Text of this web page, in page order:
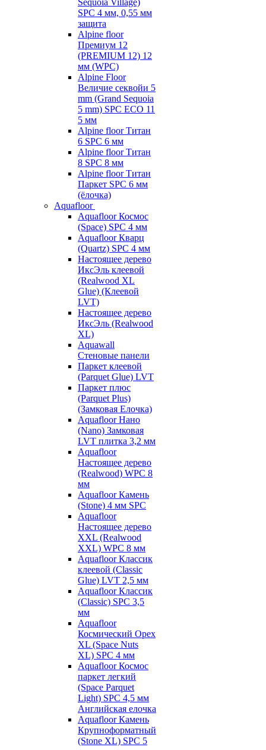
Sequoia Village)
SPC 4 мм, 0,55 мм
защита
Alpine floor
Премиум 12
(PREMIUM 12) 12
мм (WPC)
Alpine Floor
Величие секвойи 5
mm (Grand Sequoia
5 mm) SPC ECO 11
5 мм
Alpine floor Титан
6 SPC 6 мм
Alpine floor Титан
8 SPC 8 мм
Alpine floor Титан
Паркет SPC 6 мм
(ёлочка)
Aquafloor
Aquafloor Космос
(Space) SPC 4 мм
Aquafloor Кварц
(Quartz) SPC 4 мм
Настоящее дерево
ИксЭль клеевой
(Realwood XL
Glue) (Клеевой
LVT)
Настоящее дерево
ИксЭль (Realwood
XL)
Aquawall
Стеновые панели
Паркет клеевой
(Parquet Glue) LVT
Паркет плюс
(Parquet Plus)
(Замковая Елочка)
Aquafloor Нано
(Nano) Замковая
LVT плитка 3,2 мм
Aquafloor
Настоящее дерево
(Realwood) WPC 8
мм
Aquafloor Камень
(Stone) 4 мм SPC
Aquafloor
Настоящее дерево
XXL (Realwood
XXL) WPC 8 мм
Aquafloor Классик
клеевой (Classic
Glue) LVT 2,5 мм
Aquafloor Классик
(Classic) SPC 3,5
мм
Aquafloor
Космический Орех
XL (Space Nuts
XL) SPC 4 мм
Aquafloor Космос
паркет легкий
(Space Parquet
Light) SPC 4,5 мм
Английская елочка
Aquafloor Камень
Крупноформатный
(Stone XL) SPC 5